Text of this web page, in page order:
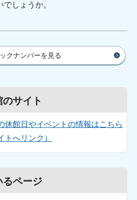
でしょうか。
クナンバーを見る
サイト
休館日やイベントの情報はこちら
トへリンク）
るページ